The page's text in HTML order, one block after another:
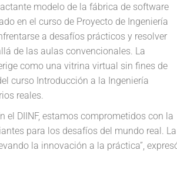
modelo de la fábrica de software
en el curso de Proyecto de Ingeniería
a desafíos prácticos y resolver
de las aulas convencionales. La
como una vitrina virtual sin fines de
curso Introducción a la Ingeniería
reales.
el DIINF, estamos comprometidos con la
para los desafíos del mundo real. La
la innovación a la práctica”,